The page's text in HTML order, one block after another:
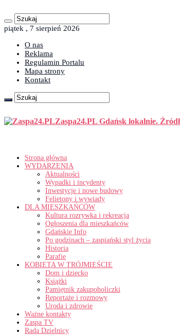
piątek , 7 sierpień 2026
O nas
Reklama
Regulamin Portalu
Mapa strony
Kontakt
Zaspa24.PL Gdańsk lokalnie.
Strona główna
WYDARZENIA
Aktualności
Wypadki i incydenty
Inwestycje i nowe budowy
Felietony i wywiady
DLA MIESZKAŃCÓW
Kultura rozrywka i rekreacja
Ogłoszenia dla mieszkańców
Gdańskie Info
Po godzinach – zaspiański styl życia
Historia
Parafie
KOBIETA W TRÓJMIEŚCIE
Dom i dziecko
Książki
Pamiętnik zakupoholiczki
Reportaże i rozmowy
Uroda i zdrowie
Ważne kontakty
Zaspa TV
Rada Dzielnicy